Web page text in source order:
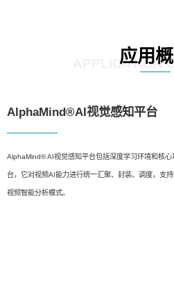
应用
APPLICATION
AlphaMind®AI视觉感知平台
AlphaMind® AI视觉感知平台包括深度学习环境和核
台，它对视频AI能力进行统一汇聚、封装、调度，支
视频智能分析模式。